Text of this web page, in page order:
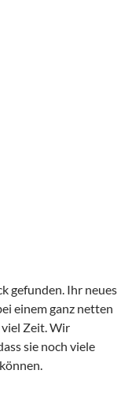
gefunden. Ihr neues
einem ganz netten
viel Zeit. Wir
sie noch viele